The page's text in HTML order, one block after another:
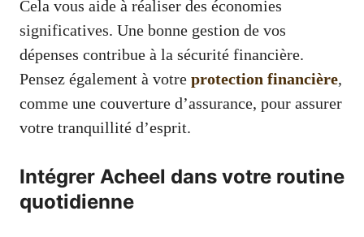
Cela vous aide à réaliser des économies
significatives. Une bonne gestion de vos
dépenses contribue à la sécurité financière.
Pensez également à votre protection financière,
comme une couverture d’assurance, pour assurer
votre tranquillité d’esprit.
Intégrer Acheel dans votre routine
quotidienne